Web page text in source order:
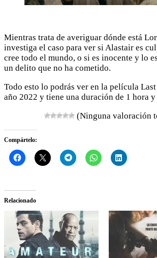
Mientras trata de averiguar dónde está
investiga el caso para ver si Alastair es
cree todo el mundo, o si es inocente y lo
un delito que no ha cometido.
Todo esto lo podrás ver en la película
año 2022 y tiene una duración de 1 hora
(Ninguna valoración
Compártelo:
Relacionado